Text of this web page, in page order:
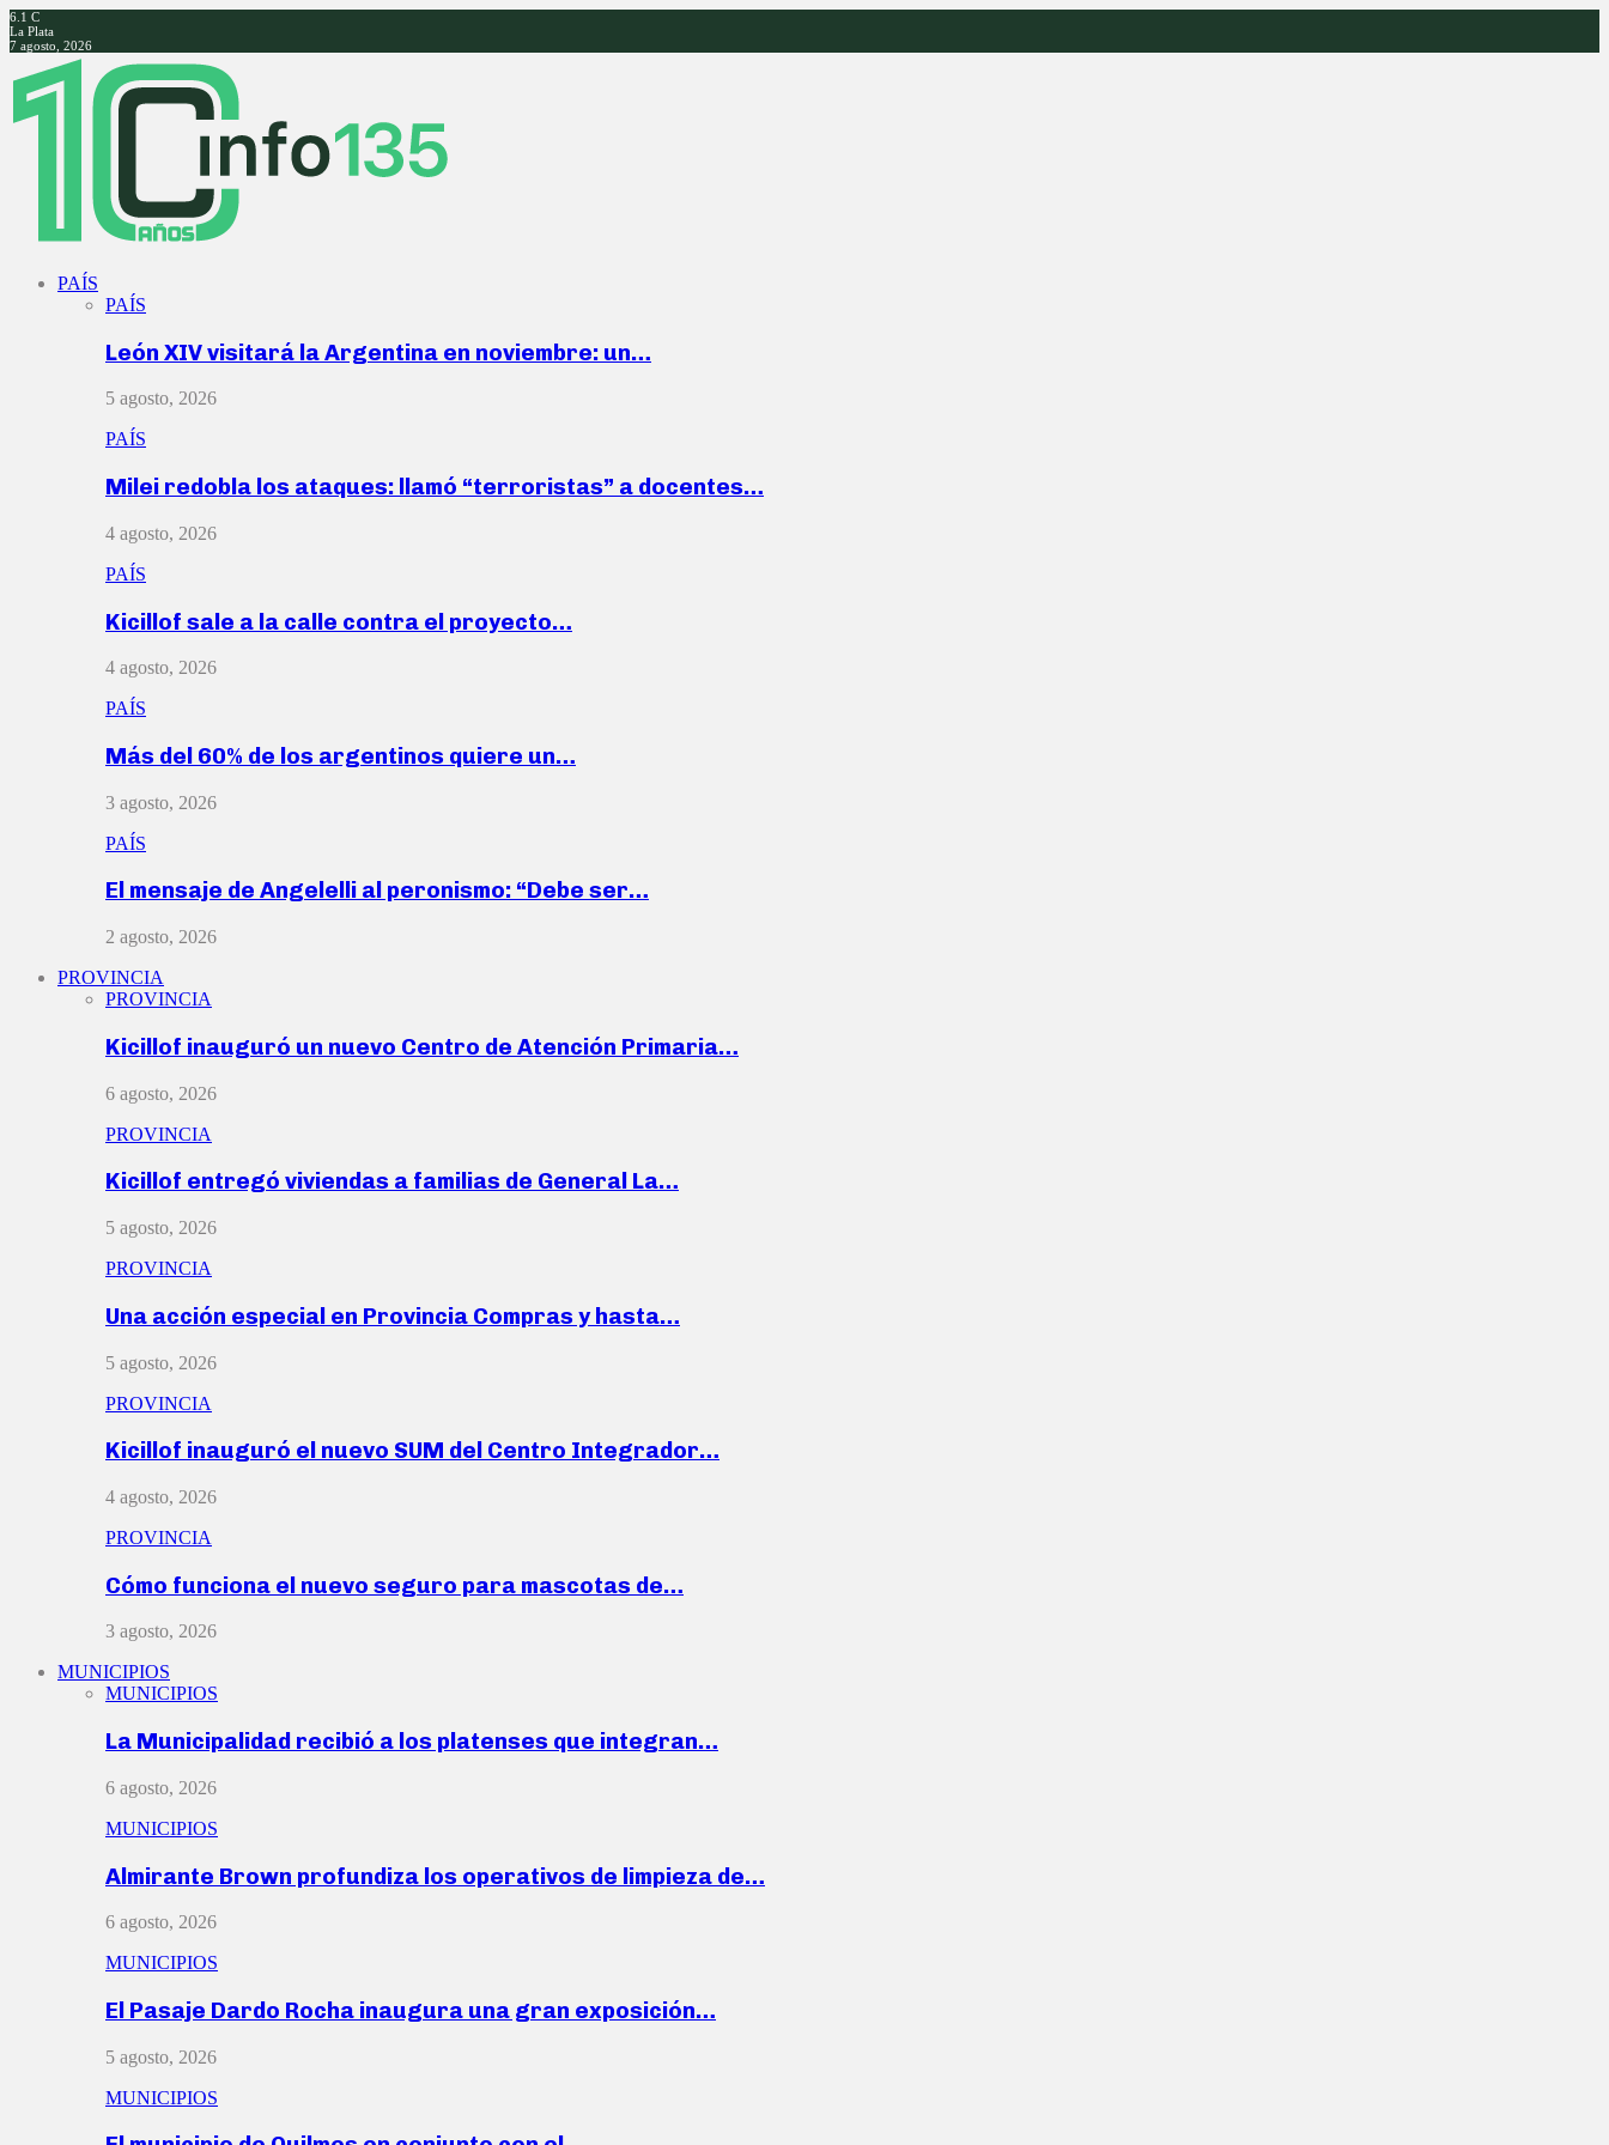
6.1 C
La Plata
7 agosto, 2026
Facebook
Twitter
Instagram
Youtube
PAÍS
PAÍS
León XIV visitará la Argentina en noviembre: un…
5 agosto, 2026
PAÍS
Milei redobla los ataques: llamó “terroristas” a docentes…
4 agosto, 2026
PAÍS
Kicillof sale a la calle contra el proyecto…
4 agosto, 2026
PAÍS
Más del 60% de los argentinos quiere un…
3 agosto, 2026
PAÍS
El mensaje de Angelelli al peronismo: “Debe ser…
2 agosto, 2026
PROVINCIA
PROVINCIA
Kicillof inauguró un nuevo Centro de Atención Primaria…
6 agosto, 2026
PROVINCIA
Kicillof entregó viviendas a familias de General La…
5 agosto, 2026
PROVINCIA
Una acción especial en Provincia Compras y hasta…
5 agosto, 2026
PROVINCIA
Kicillof inauguró el nuevo SUM del Centro Integrador…
4 agosto, 2026
PROVINCIA
Cómo funciona el nuevo seguro para mascotas de…
3 agosto, 2026
MUNICIPIOS
MUNICIPIOS
La Municipalidad recibió a los platenses que integran…
6 agosto, 2026
MUNICIPIOS
Almirante Brown profundiza los operativos de limpieza de…
6 agosto, 2026
MUNICIPIOS
El Pasaje Dardo Rocha inaugura una gran exposición…
5 agosto, 2026
MUNICIPIOS